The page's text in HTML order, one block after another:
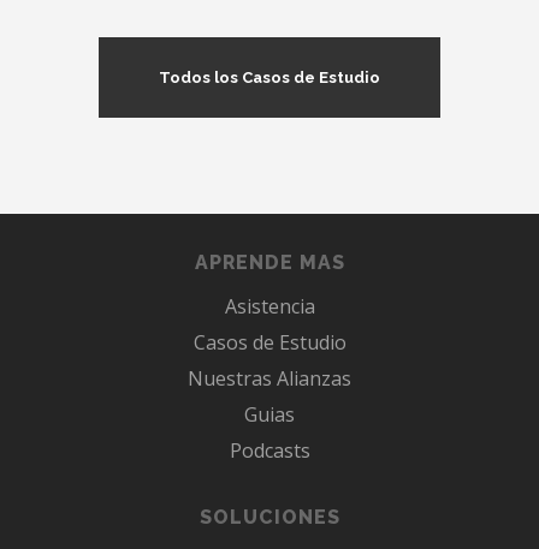
Todos los Casos de Estudio
APRENDE MAS
Asistencia
Casos de Estudio
Nuestras Alianzas
Guias
Podcasts
SOLUCIONES